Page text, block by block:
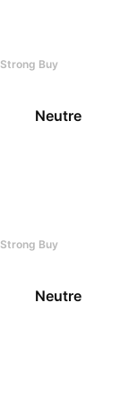
Strong Buy
Neutre
Strong Buy
Neutre